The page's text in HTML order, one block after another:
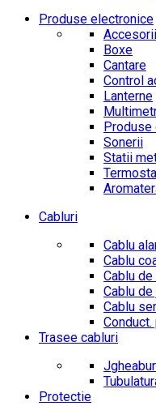
Produse electronice
Boxe
Cantare
Control
Lanterne
Produse
Sonerii
Statii
Cabluri
Cablu
Cablu
Cablu
Cablu
Cablu
Conduct.
Trasee cabluri
Protectie